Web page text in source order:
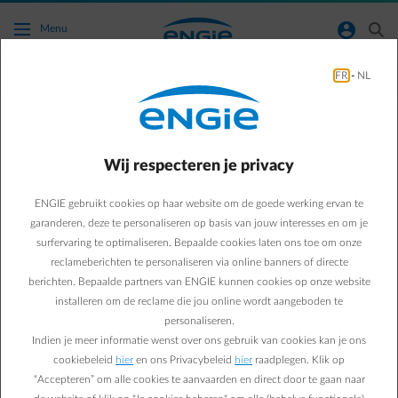
Ga naar de hoofdinhoud
Menu normal-account-circle search
mobiliteit
Van aankoop tot opladen:
hoeveel kost een
elektrische wagen echt?
15/05/2026
FR - NL
Wij respecteren je privacy
ENGIE gebruikt cookies op haar website om de goede werking ervan te
garanderen, deze te personaliseren op basis van jouw interesses en om je
surfervaring te optimaliseren. Bepaalde cookies laten ons toe om onze
reclameberichten te personaliseren via online banners of directe
berichten. Bepaalde partners van ENGIE kunnen cookies op onze website
installeren om de reclame die jou online wordt aangeboden te
personaliseren.
Indien je meer informatie wenst over ons gebruik van cookies kan je ons
cookiebeleid hier en ons Privacybeleid hier raadplegen. Klik op
“Accepteren” om alle cookies te aanvaarden en direct door te gaan naar